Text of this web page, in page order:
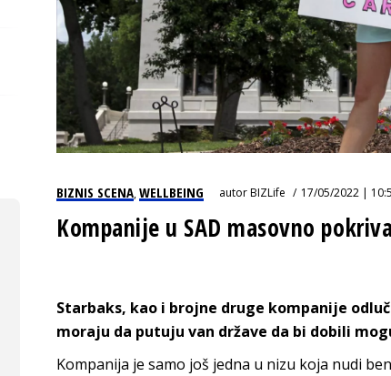
BIZNIS SCENA,WELLBEING autorBIZLife 17/05/2022 |
Kompanije u SAD masovno
Starbaks, kao i brojne druge kompanije
moraju da putuju van države da bi dobili
Kompanija je samo još jedna u nizu koja nudi